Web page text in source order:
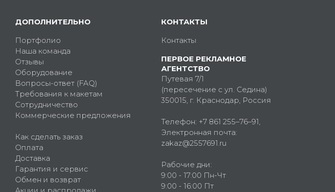
ДОПОЛНИТЕЛЬНО
Портфолио
Наша команда
Отзывы
Оборудование
Вопросы-ответ (FAQ)
Требования к макетам
Сотрудничество
Коммерческие предложения
Как сделать заказ
Оплата
Доставка
Гарантия и сервис
Обмен и возврат
КОНТАКТЫ
Контакты
ПЕРВОЕ РЕКЛАМНОЕ
АГЕНТСТВО
Путевая 7/1
(пересечение с ул. Седина)
350015, г. Краснодар, Россия
Телефон: +7 861 255–76–91,
Электронная почта:
zakaz@2557691.ru
Рабочие дни:
9:00 - 17:00 Пн-Чт
9:00 - 16:00 Пт